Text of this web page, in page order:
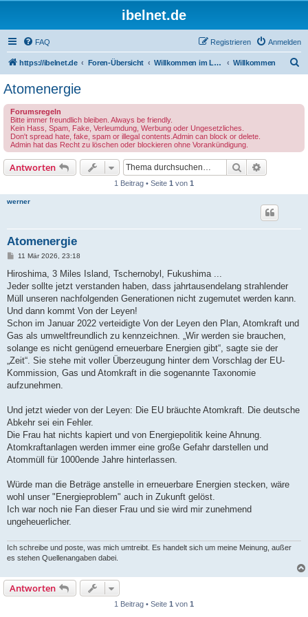
ibelnet.de
FAQ Anmelden
Registrieren
https://ibelnet.de Foren-Übersicht Willkommen im Leben / Welcome to life Willkommen
Atomenergie
Forumsregeln
Bitte immer freundlich bleiben. Always be friendly.
Kein Hass, Spam, Fake, Verleumdung, Werbung oder Ungesetzliches.
Don't spread hate, fake, spam or illegal contents.Admin can block or delete.
Admin hat das Recht zu löschen oder blockieren ohne Vorankündigung.
Antworten Suche
1 Beitrag • Seite 1 von 1
werner
Atomenergie
B
i
r
a
11 Mär 2026, 23:18
Hiroshima, 3 Miles Island, Tschernobyl, Fukushima ...
Jeder sollte jetzt verstanden haben, dass jahrtausendelang strahlender
Müll unseren nachfolgenden Generationen nicht zugemutet werden kann.
Und dann kommt Von der Leyen!
Schon im Januar 2022 verteidigte Von der Leyen den Plan, Atomkraft und
Gas als umweltfreundlich zu kennzeichnen. „Wir werden sie brauchen,
solange es nicht genügend erneuerbare Energien gibt“, sagte sie der
„Zeit“. Sie stehe mit voller Überzeugung hinter dem Vorschlag der EU-
Kommission, Gas und Atomkraft in die sogenannte Taxonomie
aufzunehmen.
Und jetzt wieder von der Leyen: Die EU bräuchte Atomkraft. Die deutsche
Abkehr sei ein Fehler.
Die Frau hat nichts kapiert und von Energiepolitik keine Ahnung.
Atomkraftanlagen werden immer eine große Gefahr darstellen und
Atommüll für 1000ende Jahre hinterlassen.
Würde man die Beträge anstelle in erneuerbare Energien stecken, wäre
wohl unser "Energieproblem" auch in Zukunft gelöst.
Ich war noch nie Fan dieser Frau und sie wird mir zunehmend
ungeheuerlicher.
Ich schreibe und poste, was mich umtreibt. Es handelt sich um meine Meinung, außer
es stehen Quellenangaben dabei.
Antworten
1 Beitrag • Seite 1 von 1